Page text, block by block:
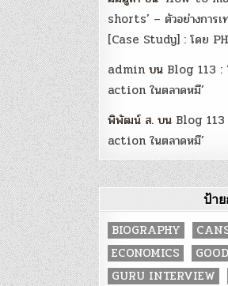
shorts’ – ตัวอย่างกา
[Case Study] : โดย
admin บน Blog 113 :
action ในตลาดหมี’
พิพัฒน์ ส. บน Blog
action ในตลาดหมี’
ป้า
BIOGRAPHY
ECONOMICS
GURU INTERVIEW